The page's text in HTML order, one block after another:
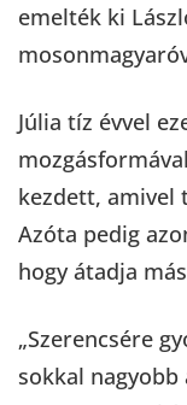
emelték ki
Júlia tíz évvel
kezdett, amivel
Azóta pedig
hogy átadja
„Szerencsére
sokkal